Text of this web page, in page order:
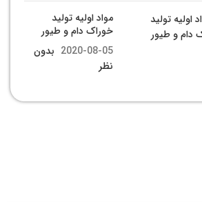
مواد اولیه تولید
خوراک دام و طیور
2020-08-05 بدون
نظر